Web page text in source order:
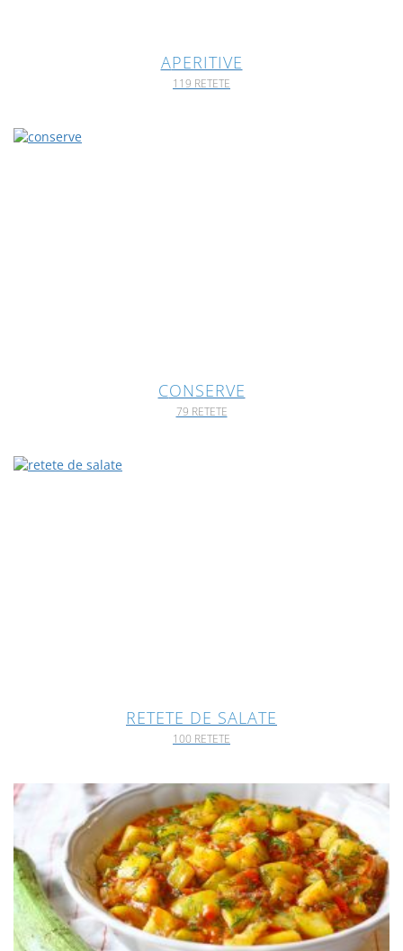
APERITIVE
119 RETETE
CONSERVE
79 RETETE
RETETE DE SALATE
100 RETETE